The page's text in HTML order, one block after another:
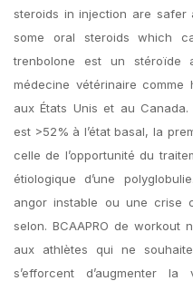
steroids in injection are safer
some oral steroids which
trenbolone est un stéroïde
médecine vétérinaire
aux États Unis et au Canada.
est >52% à l’état basal, la
celle de l’opportunité du
étiologique d’une
angor instable ou une crise
selon. BCAAPRO de workout
aux athlètes qui ne
s’efforcent d’augmenter